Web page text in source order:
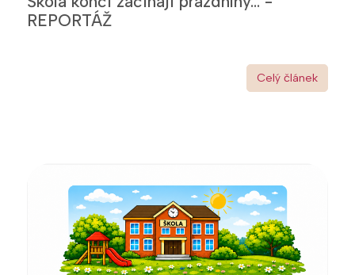
REPORTÁŽ
Celý článek